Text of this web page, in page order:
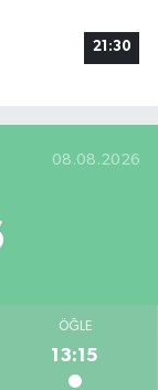
21:30
08.08.2026
ÖĞLE
13:15